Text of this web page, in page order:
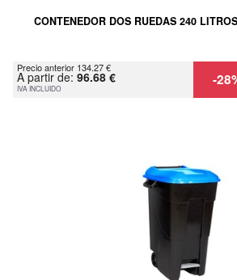
CONTENEDOR DOS RUEDAS 240
Precio anterior 134.27 €
A partir de: 96.68 €
IVA INCLUIDO -